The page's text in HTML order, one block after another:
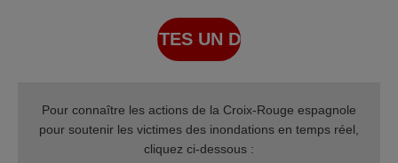
FAITES UN DON
Pour connaître les actions de la Croix-Rouge espagnole
pour soutenir les victimes des inondations en temps réel,
cliquez ci-dessous :